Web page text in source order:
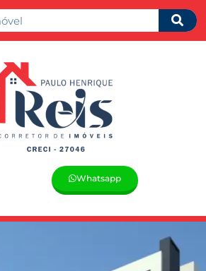
Whatsapp